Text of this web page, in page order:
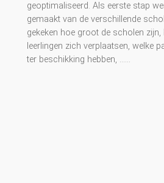
geoptimaliseerd. Als eerste stap
gemaakt van de verschillende
gekeken hoe groot de scholen zijn,
leerlingen zich verplaatsen, welke
ter beschikking hebben, ……